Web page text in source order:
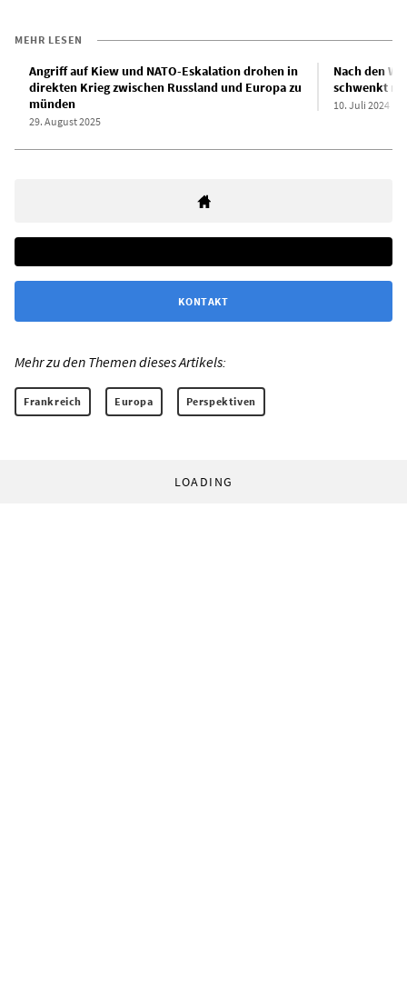
MEHR LESEN
Angriff auf Kiew und NATO-Eskalation drohen in
direkten Krieg zwischen Russland und Europa zu
münden
29. August 2025
Nach den
schwenkt
10. Juli 2024
KONTAKT
Mehr zu den Themen dieses Artikels:
Frankreich Europa Perspektiven
LOADING